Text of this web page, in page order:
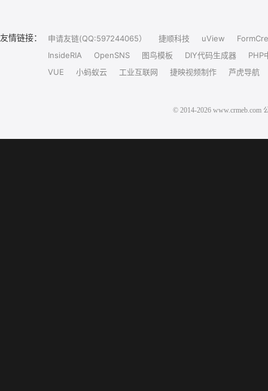
友情链接： 申请友链(QQ:597244065） 捷顺科技 uView
InsideRIA
OpenSNS 图鸟模板 DIY代码生成器
PHP
VUE
小蚂蚁云 工业互联网 捷映视频制作 芦虎导航
© 2014-2026